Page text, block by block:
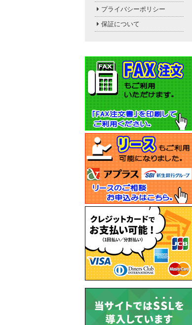
プライバシーポリシー
保証について